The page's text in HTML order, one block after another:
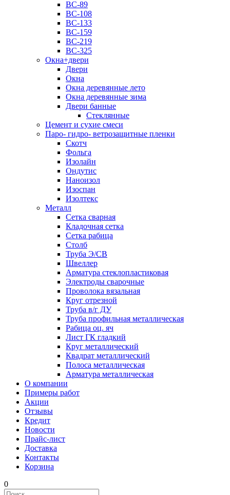
ВС-89
ВС-108
ВС-133
ВС-159
ВС-219
ВС-325
Окна+двери
Двери
Окна
Окна деревянные лето
Окна деревянные зима
Двери банные
Стеклянные
Цемент и сухие смеси
Паро- гидро- ветрозащитные пленки
Скотч
Фольга
Изолайн
Ондутис
Наноизол
Изоспан
Изолтекс
Металл
Сетка сварная
Кладочная сетка
Сетка рабица
Столб
Труба Э/СВ
Швеллер
Арматура стеклопластиковая
Электроды сварочные
Проволока вязальная
Круг отрезной
Труба в/г ДУ
Труба профильная металлическая
Рабица оц. яч
Лист ГК гладкий
Круг металлический
Квадрат металлический
Полоса металлическая
Арматура металлическая
О компании
Примеры работ
Акции
Отзывы
Кредит
Новости
Прайс-лист
Доставка
Контакты
Корзина
0